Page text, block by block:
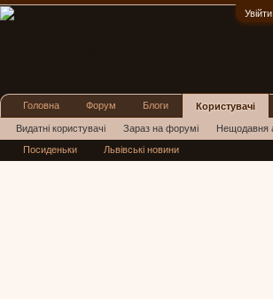
Головна Форум Блоги Користувачі
Видатні користувачі Зараз на форумі Нещодавня
Нові повідомлення профілю
Посиденьки Львівські новини